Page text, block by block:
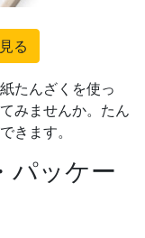
る
たんざくを使っ
みませんか。たん
きます。
パッケー